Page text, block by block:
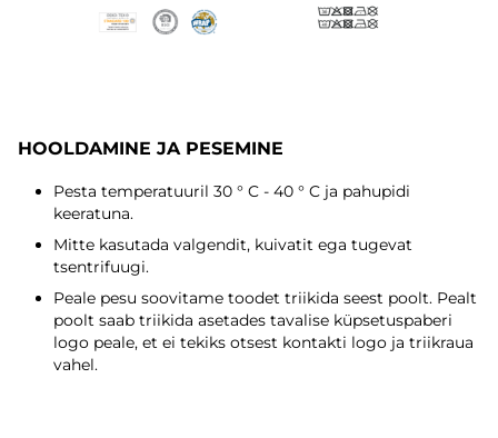
HOOLDAMINE JA PESEMINE
Pesta temperatuuril 30 ° C - 40 ° C ja pahupidi
keeratuna.
Mitte kasutada valgendit, kuivatit ega tugevat
tsentrifuugi.
Peale pesu soovitame toodet triikida seest poolt. Pealt
poolt saab triikida asetades tavalise küpsetuspaberi
logo peale, et ei tekiks otsest kontakti logo ja triikraua
vahel.